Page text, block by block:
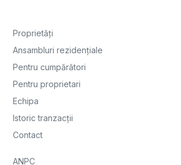
Proprietăți
Ansambluri rezidențiale
Pentru cumpărători
Pentru proprietari
Echipa
Istoric tranzacții
Contact
ANPC